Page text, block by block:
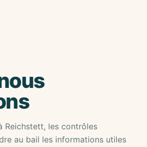
Reichstett, les contrôles
au bail les informations utiles